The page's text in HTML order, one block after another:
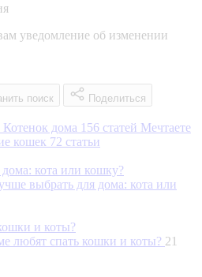
уведомление об изменении
поиск Поделиться
Котенок дома 156 статей Мечтаете
кошек 72 статьи
выбрать для дома: кота или
любят спать кошки и коты? 21